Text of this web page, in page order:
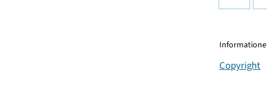
Copyright